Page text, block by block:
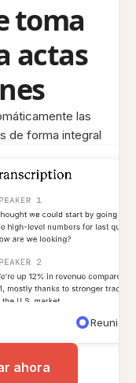
toma
actas
las
de forma integral
Reunión
ahora